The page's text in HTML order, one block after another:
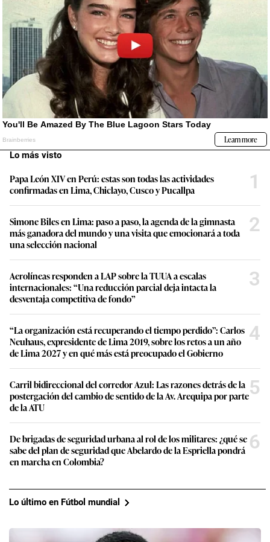
Lo más visto
Papa León XIV en Perú: estas son todas las actividades
confirmadas en Lima, Chiclayo, Cusco y Pucallpa
1
Simone Biles en Lima: paso a paso, la agenda de la gimnasta
más ganadora del mundo y una visita que emocionará a toda
una selección nacional
2
Aerolíneas responden a LAP sobre la TUUA a escalas
internacionales: “Una reducción parcial deja intacta la
desventaja competitiva de fondo”
3
“La organización está recuperando el tiempo perdido”: Carlos
Neuhaus, expresidente de Lima 2019, sobre los retos a un año
de Lima 2027 y en qué más está preocupado el Gobierno
4
Carril bidireccional del corredor Azul: Las razones detrás de la
postergación del cambio de sentido de la Av. Arequipa por parte
de la ATU
5
De brigadas de seguridad urbana al rol de los militares: ¿qué se
sabe del plan de seguridad que Abelardo de la Espriella pondrá
en marcha en Colombia?
6
Lo último en Fútbol mundial